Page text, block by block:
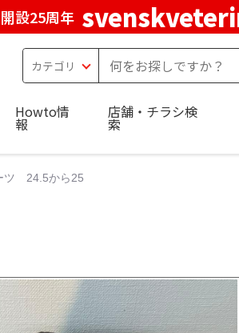
設25周年
Howto情
報
店舗・チラシ検
索
ツ 24.5から25